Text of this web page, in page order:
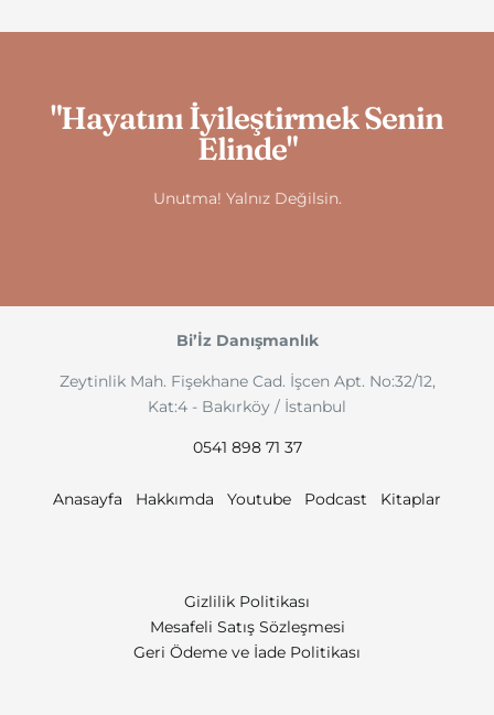
"Hayatını İyileştirmek Senin
Elinde"
Unutma! Yalnız Değilsin.
Bi’İz Danışmanlık
Zeytinlik Mah. Fişekhane Cad. İşcen Apt. No:32/12,
Kat:4 - Bakırköy / İstanbul
0541 898 71 37
Anasayfa Hakkımda Youtube Podcast Kitaplar
Gizlilik Politikası
Mesafeli Satış Sözleşmesi
Geri Ödeme ve İade Politikası